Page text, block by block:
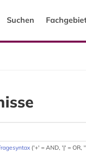
Suchen
('+' = AND, '|' = OR,